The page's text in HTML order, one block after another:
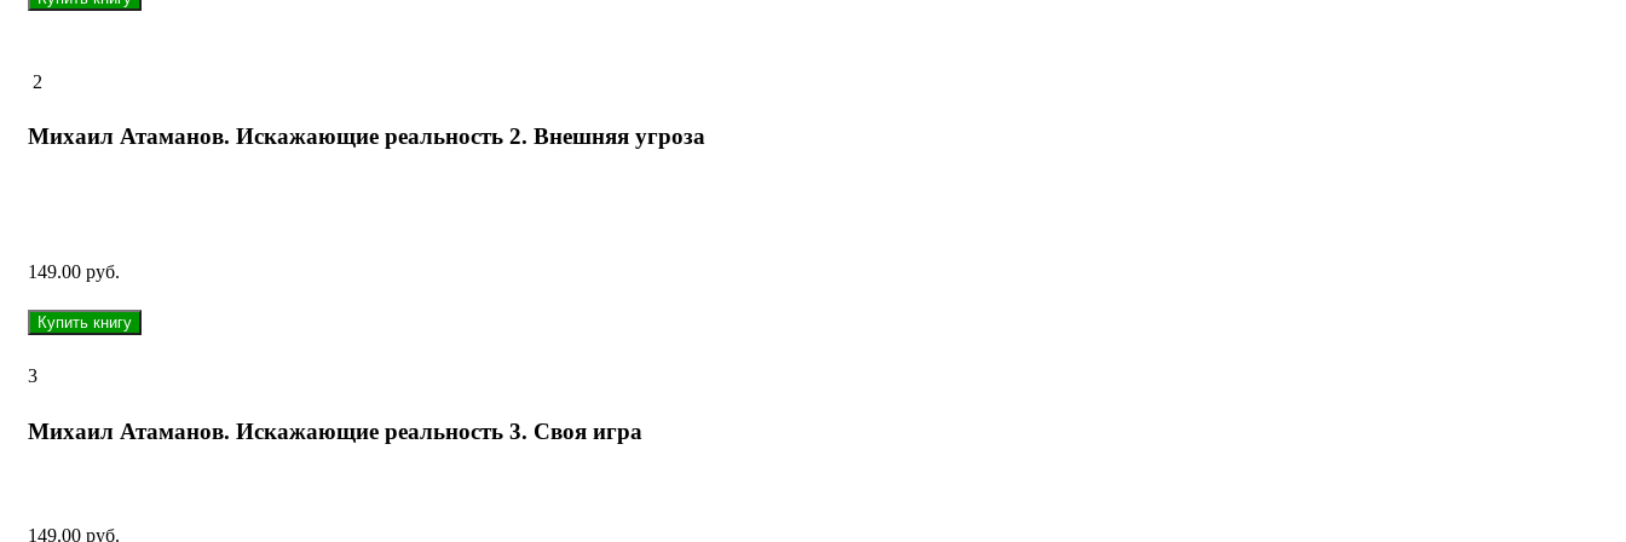
2
Михаил Атаманов. Искажающие реальность 2. Внешняя угроза
149.00 руб.
3
Михаил Атаманов. Искажающие реальность 3. Своя игра
149.00 руб.